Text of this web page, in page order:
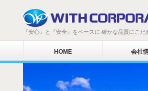
『安心』と『安全』をベースに 確かな品質にこだ
HOME 会社